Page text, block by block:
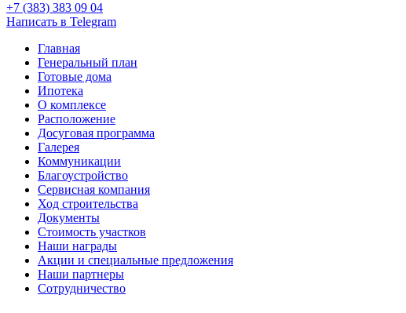
+7 (383) 383 09 04
Написать в Telegram
Главная
Генеральный план
Готовые дома
Ипотека
О комплексе
Расположение
Досуговая программа
Галерея
Коммуникации
Благоустройство
Сервисная компания
Ход строительства
Документы
Стоимость участков
Наши награды
Акции и специальные предложения
Наши партнеры
Сотрудничество